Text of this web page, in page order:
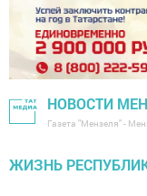
НОВОСТИ
Газета "Мензеля" -
ЖИЗНЬ